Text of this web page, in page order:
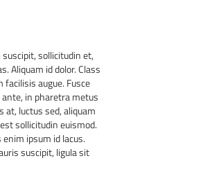
sollicitudin et,
Aliquam id dolor. Class
augue. Fusce
in pharetra metus
at, luctus sed, aliquam
sollicitudin euismod.
ipsum id lacus.
suscipit, ligula sit